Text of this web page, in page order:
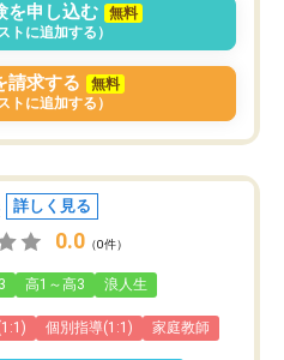
を申し込む
無料
トに追加する）
請求する
無料
トに追加する）
詳しく見る
0.0 （0件）
高1～高3 浪人生
個別指導(1:1) 家庭教師